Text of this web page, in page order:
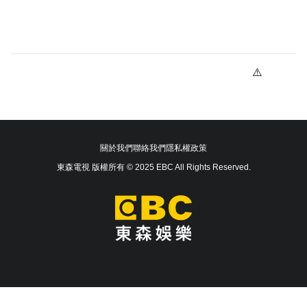
關於我們聯絡我們隱私權政策
東森電視 版權所有 © 2025 EBC All Rights Reserved.